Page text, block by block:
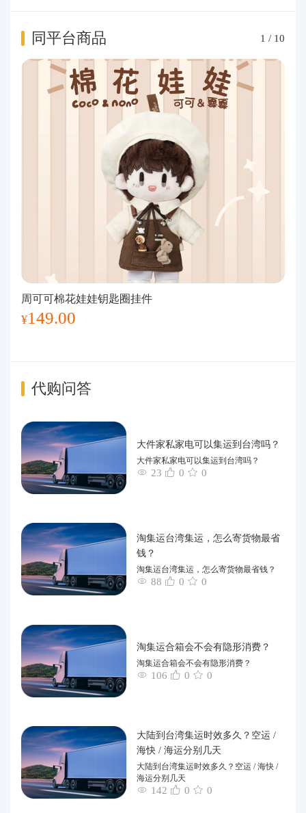
同平台商品 1 / 10
周可可棉花娃娃钥匙圈挂件
¥149.00
代购问答
大件家私家电可以集运到台湾吗？
大件家私家电可以集运到台湾吗？
23 0 0
淘集运台湾集运，怎么寄货物最省
钱？
淘集运台湾集运，怎么寄货物最省钱？
88 0 0
淘集运合箱会不会有隐形消费？
淘集运合箱会不会有隐形消费？
106 0 0
大陆到台湾集运时效多久？空运 /
海快 / 海运分别几天
大陆到台湾集运时效多久？空运 / 海快 /
海运分别几天
142 0 0